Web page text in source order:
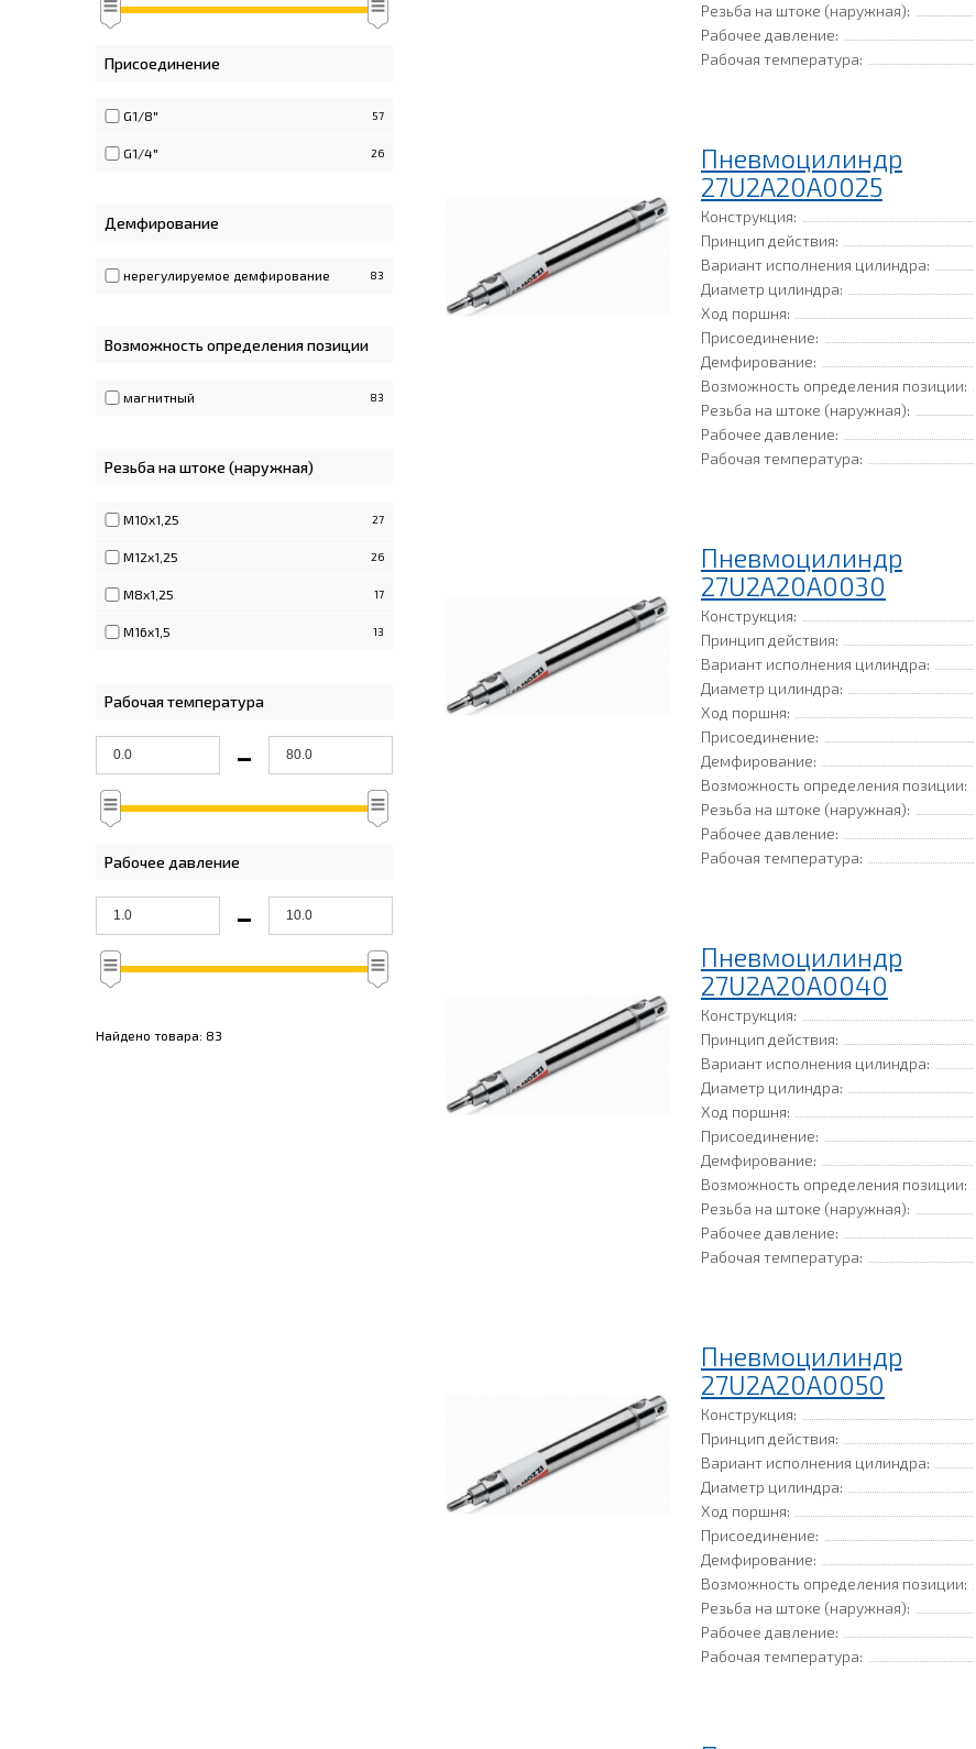
Присоединение
G1/8" 57
G1/4" 26
Демфирование
нерегулируемое демфирование 83
Возможность определения позиции
магнитный 83
Резьба на штоке (наружная)
M10x1,25 27
M12x1,25 26
M8x1,25 17
M16x1,5 13
Рабочая температура
-
Рабочее давление
-
Найдено товара: 83
Резьба на штоке (наружная):
Рабочее давление:
Рабочая температура:
Пневмоцилиндр
27U2A20A0025
Конструкция:
Принцип действия:
Вариант исполнения цилиндра:
Диаметр цилиндра:
Ход поршня:
Присоединение:
Демфирование:
Возможность определения позиции:
Резьба на штоке (наружная):
Рабочее давление:
Рабочая температура:
Пневмоцилиндр
27U2A20A0030
Конструкция:
Принцип действия:
Вариант исполнения цилиндра:
Диаметр цилиндра:
Ход поршня:
Присоединение:
Демфирование:
Возможность определения позиции:
Резьба на штоке (наружная):
Рабочее давление:
Рабочая температура:
Пневмоцилиндр
27U2A20A0040
Конструкция:
Принцип действия:
Вариант исполнения цилиндра:
Диаметр цилиндра:
Ход поршня:
Присоединение:
Демфирование:
Возможность определения позиции:
Резьба на штоке (наружная):
Рабочее давление:
Рабочая температура:
Пневмоцилиндр
27U2A20A0050
Конструкция:
Принцип действия:
Вариант исполнения цилиндра:
Диаметр цилиндра:
Ход поршня:
Присоединение:
Демфирование:
Возможность определения позиции:
Резьба на штоке (наружная):
Рабочее давление:
Рабочая температура: